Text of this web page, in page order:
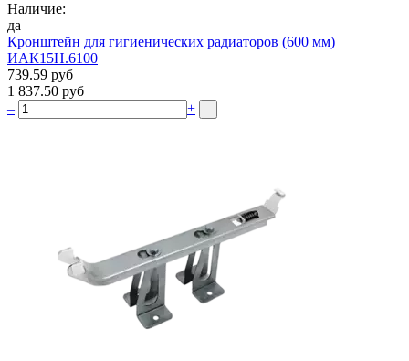
Наличие:
да
Кронштейн для гигиенических радиаторов (600 мм)
ИАК15Н.6100
739.59 руб
1 837.50 руб
–
+